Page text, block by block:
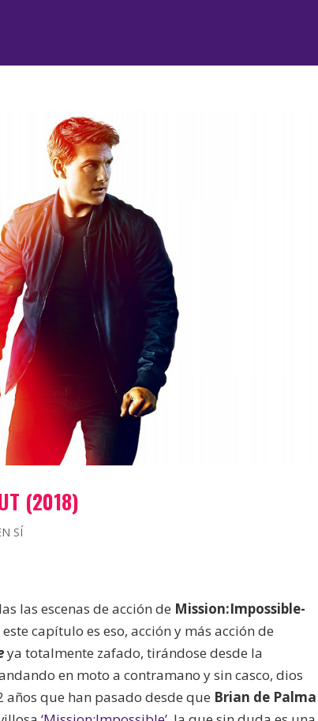
(2018)
SÍ
las escenas de acción de Mission:Impossible-
capítulo es eso, acción y más acción de
ya totalmente zafado, tirándose desde la
en moto a contramano y sin casco, dios
años que han pasado desde que Brian de Palma